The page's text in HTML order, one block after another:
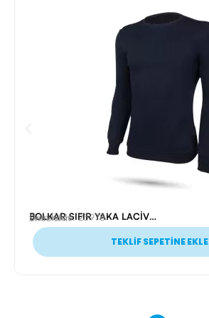
BOLKAR SIFIR YAKA LACİVERT S SWEATSHİRT
Ürün Kodu: 25978
Sweatshirt
TEKLİF SEPETİNE EKLE